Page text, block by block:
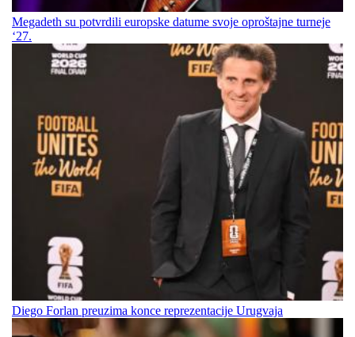
Megadeth su potvrdili europske datume svoje oproštajne turneje
‘27.
Diego Forlan preuzima konce reprezentacije Urugvaja